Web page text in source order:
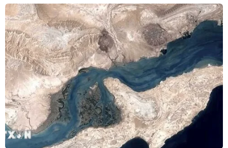
Mỹ dự chi thêm 1,4 tỷ USD cho hoạt
động của Vệ binh Quốc gia
05/08/2026 03:26
Báo Argentina nói ngành vật liệu
công nghệ cao Việt Nam "hút" đầu tư
nước ngoài
05/08/2026 03:11